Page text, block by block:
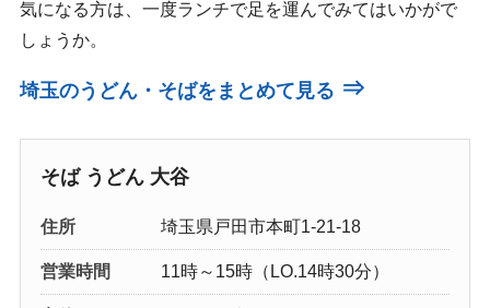
気になる方は、一度ランチで足を運んでみてはいかがで
しょうか。
埼玉のうどん・そばをまとめて見る ⇒
そば うどん 大谷
住所 埼玉県戸田市本町1-21-18
営業時間 11時～15時（LO.14時30分）